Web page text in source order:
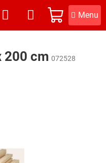
NÁKUPNÍ
KOŠÍK
200 cm 072528